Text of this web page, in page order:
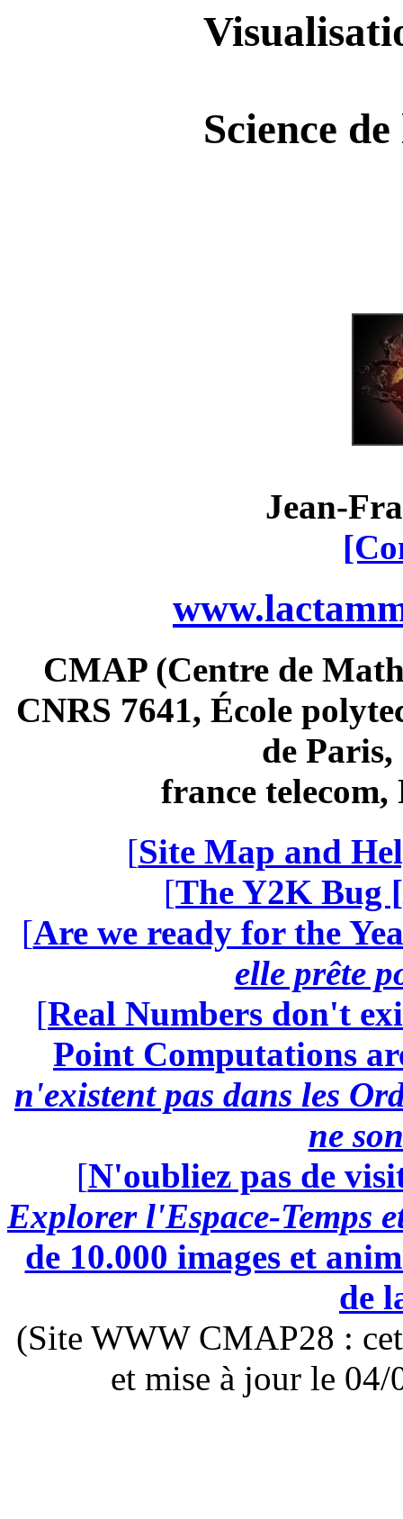
Science
Jean-
CMAP (Centre de
CNRS 7641, École
de
france telecom,
[Site Map and
[The Y2K Bug [
[Are we ready for the
elle prête
[Real Numbers don't
Point Computations
n'existent pas dans les
ne
[N'oubliez pas de
Explorer l'Espace-Temps
de 10.000 images et
de
(Site WWW CMAP28 :
et mise à jour le